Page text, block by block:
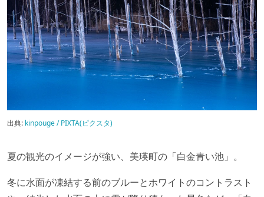
出典: kinpouge / PIXTA(ピクスタ)
夏の観光のイメージが強い、美瑛町の「白金青い池」。
冬に水面が凍結する前のブルーとホワイトのコントラスト